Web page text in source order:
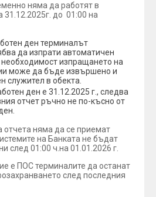
няма да работят в
31.12.2025г. до 01:00 на
ден терминалът
да изпрати автоматичен
изпращането на
може да бъде извършено и
служител в обекта.
ден е 31.12.2025 г., следва
отчет ръчно не по-късно от
няма да се приемат
на Банката не бъдат
след 01:00 ч.на 01.01.2026 г.
е ПОС терминалите да останат
след последния